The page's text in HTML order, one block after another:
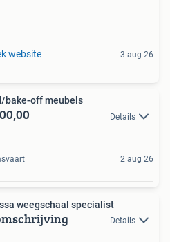
website 3 aug 26
bake-off meubels
Details
2 aug 26
weegschaal specialist
Details